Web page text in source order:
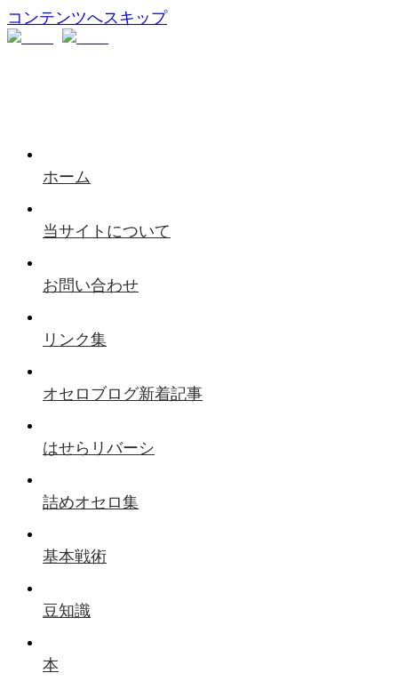
コンテンツへスキップ
ホーム
当サイトについて
お問い合わせ
リンク集
オセロブログ新着記事
はせらリバーシ
詰めオセロ集
基本戦術
豆知識
本